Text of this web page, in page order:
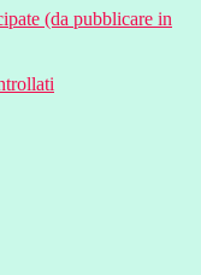
(da pubblicare in